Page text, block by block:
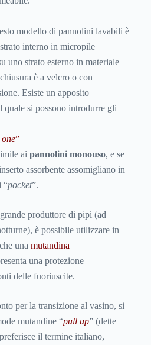
modello di pannolini lavabili è
interno in micropile
uno strato esterno in materiale
è a velcro o con
Esiste un apposito
quale si possono introdurre gli
”
ai pannolini monouso, e se
assorbente assomigliano in
“pocket”.
produttore di pipì (ad
è possibile utilizzare in
una mutandina
una protezione
delle fuoriuscite.
per la transizione al vasino, si
mutandine “pull up” (dette
il termine italiano,